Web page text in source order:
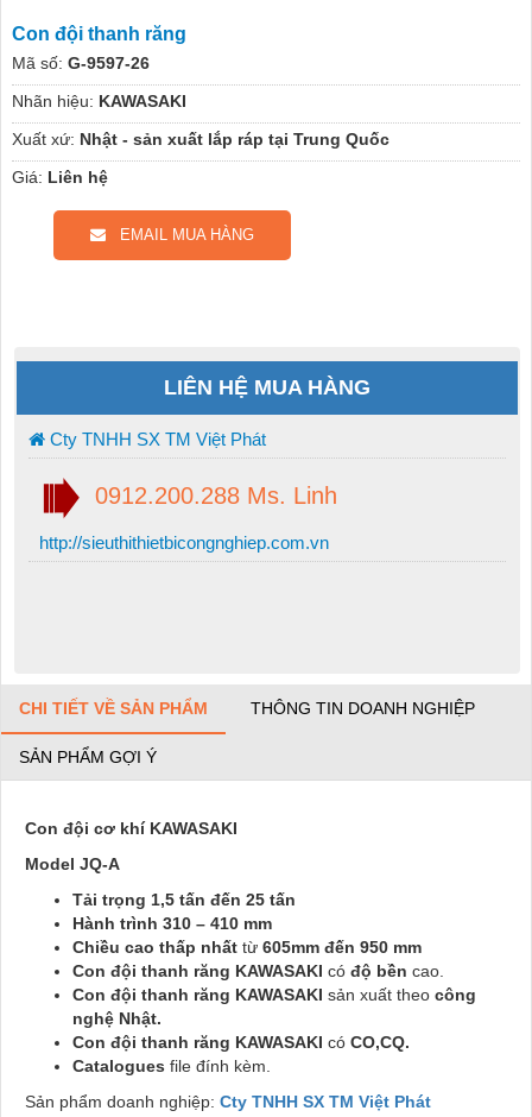
Con đội thanh răng
Mã số: G-9597-26
Nhãn hiệu: KAWASAKI
Xuất xứ: Nhật - sản xuất lắp ráp tại Trung Quốc
Giá: Liên hệ
EMAIL MUA HÀNG
LIÊN HỆ MUA HÀNG
Cty TNHH SX TM Việt Phát
0912.200.288 Ms. Linh
http://sieuthithietbicongnghiep.com.vn
CHI TIẾT VỀ SẢN PHẨM THÔNG TIN DOANH NGHIỆP
SẢN PHẨM GỢI Ý
Con đội cơ khí KAWASAKI
Model JQ-A
Tải trọng 1,5 tấn đến 25 tấn
Hành trình 310 – 410 mm
Chiều cao thấp nhất từ 605mm đến 950 mm
Con đội thanh răng KAWASAKI có độ bền cao.
Con đội thanh răng KAWASAKI sản xuất theo công
nghệ Nhật.
Con đội thanh răng KAWASAKI có CO,CQ.
Catalogues file đính kèm.
Sản phẩm doanh nghiệp: Cty TNHH SX TM Việt Phát